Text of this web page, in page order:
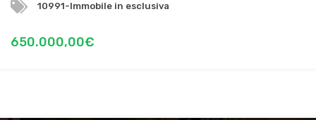
10991-Immobile in esclusiva
650.000,00€